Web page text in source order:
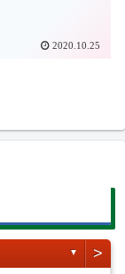
2020.10.25
▼ >